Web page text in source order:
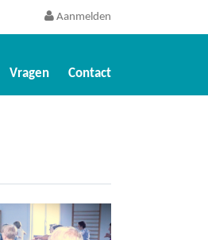
Aanmelden
Vragen Contact